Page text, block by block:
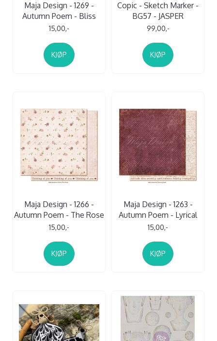
Maja Design - 1269 -
Autumn Poem - Bliss
15,00,-
KJØP
Copic - Sketch Marker -
BG57 - JASPER
99,00,-
KJØP
Maja Design - 1266 -
Autumn Poem - The Rose
15,00,-
KJØP
Maja Design - 1263 -
Autumn Poem - Lyrical
15,00,-
KJØP